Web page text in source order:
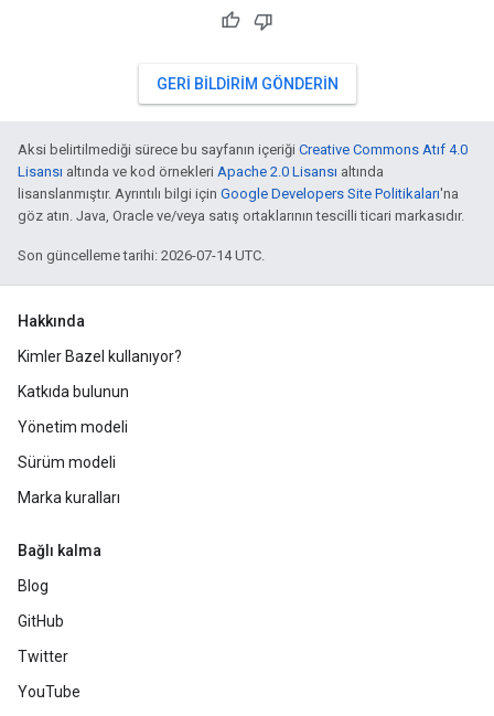
GERI BILDIRIM GÖNDERIN
Aksi belirtilmediği sürece bu sayfanın içeriği Creative Commons Atıf 4.0
Lisansı altında ve kod örnekleri Apache 2.0 Lisansı altında
lisanslanmıştır. Ayrıntılı bilgi için Google Developers Site Politikaları'na
göz atın. Java, Oracle ve/veya satış ortaklarının tescilli ticari markasıdır.
Son güncelleme tarihi: 2026-07-14 UTC.
Hakkında
Kimler Bazel kullanıyor?
Katkıda bulunun
Yönetim modeli
Sürüm modeli
Marka kuralları
Bağlı kalma
Blog
GitHub
Twitter
YouTube